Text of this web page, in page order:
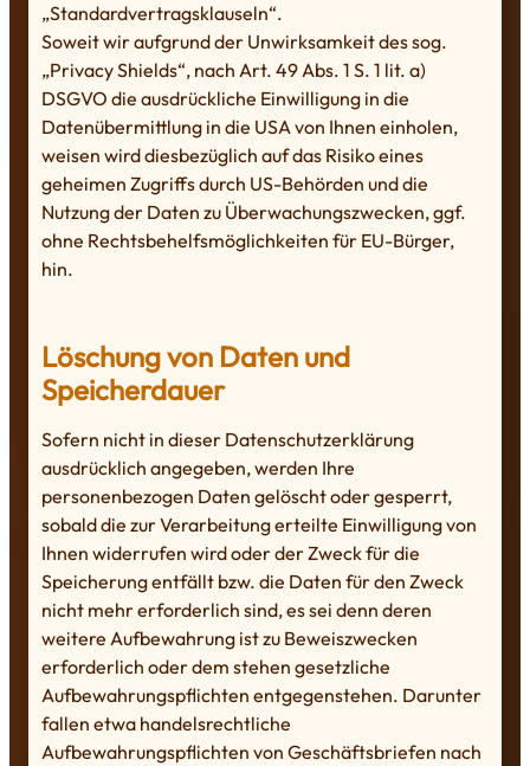
„Standardvertragsklauseln“.
Soweit wir aufgrund der Unwirksamkeit des sog.
„Privacy Shields“, nach Art. 49 Abs. 1 S. 1 lit. a)
DSGVO die ausdrückliche Einwilligung in die
Datenübermittlung in die USA von Ihnen einholen,
weisen wird diesbezüglich auf das Risiko eines
geheimen Zugriffs durch US-Behörden und die
Nutzung der Daten zu Überwachungszwecken, ggf.
ohne Rechtsbehelfsmöglichkeiten für EU-Bürger,
hin.
Löschung von Daten und
Speicherdauer
Sofern nicht in dieser Datenschutzerklärung
ausdrücklich angegeben, werden Ihre
personenbezogen Daten gelöscht oder gesperrt,
sobald die zur Verarbeitung erteilte Einwilligung von
Ihnen widerrufen wird oder der Zweck für die
Speicherung entfällt bzw. die Daten für den Zweck
nicht mehr erforderlich sind, es sei denn deren
weitere Aufbewahrung ist zu Beweiszwecken
erforderlich oder dem stehen gesetzliche
Aufbewahrungspflichten entgegenstehen. Darunter
fallen etwa handelsrechtliche
Aufbewahrungspflichten von Geschäftsbriefen nach